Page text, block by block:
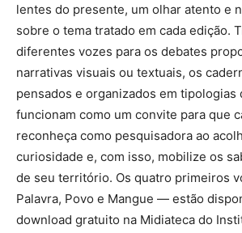
lentes do presente, um olhar atento e
sobre o tema tratado em cada edição.
diferentes vozes para os debates
narrativas visuais ou textuais, os
pensados e organizados em tipologias
funcionam como um convite para que
reconheça como pesquisadora ao
curiosidade e, com isso, mobilize os
de seu território. Os quatro primeiros
Palavra, Povo e Mangue — estão
download gratuito na Midiateca do